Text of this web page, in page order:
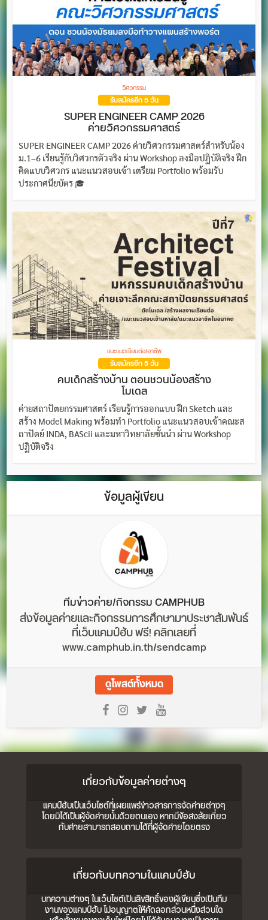
วิศวกรรม
รับสมัครอีก 5 วัน
SUPER ENGINEER CAMP 2026
ค่ายวิศวกรรมศาสตร์
SUPER ENGINEER CAMP 2026 ค่ายวิศวกรรมศาสตร์สำหรับน้อง
ม.1–6 เรียนรู้กับวิศวกรตัวจริง ผ่าน Workshop ลงมือปฏิบัติจริง ฝึก
คิดแบบวิศวกร แนะแนวสอบเข้า เตรียม Portfolio พร้อมรับ
ประกาศนียบัตร 🎓
แนะแนวเรียนต่อ/อาชีพ
รับสมัครอีก 5 วัน
คบเด็กสร้างบ้าน ตอนชวนน้องสร้าง
โมเดล
ค่ายสถาปัตยกรรมศาสตร์ เรียนรู้การออกแบบ ฝึก Sketch และ
สร้าง Model Making พร้อมทำ Portfolio แนะแนวสอบเข้าคณะส
ถาปัตย์ INDA, BAScii และมหาวิทยาลัยชั้นนำ ผ่าน Workshop
ปฏิบัติจริง
ข้อมูลผู้เขียน
ทีมข่าวค่าย/กิจกรรม CAMPHUB
ส่งข้อมูลค่ายและกิจกรรมการศึกษามาประชาสัมพันธ์
ที่เว็บแคมป์ฮับ ฟรี! คลิกเลยที่
www.camphub.in.th/sendcamp
ดูโพสต์ทั้งหมด
เกี่ยวกับข้อมูลค่ายต่างๆ
แคมป์ฮับเป็นเว็บไซต์ที่เผยแพร่ข่าวสารการจัดค่ายต่างๆ
โดยมิได้เป็นผู้จัดค่ายนั้นด้วยตนเอง หากมีข้อสงสัยเกี่ยว
กับค่ายสามารถสอบถามได้ที่ผู้จัดค่ายโดยตรง
เกี่ยวกับบทความในแคมป์ฮับ
บทความต่างๆ ในเว็บไซต์เป็นลิขสิทธิ์ของผู้เขียนซึ่งเป็นทีม
งานของแคมป์ฮับ ไม่อนุญาตให้คัดลอกส่วนหนึ่งส่วนใด